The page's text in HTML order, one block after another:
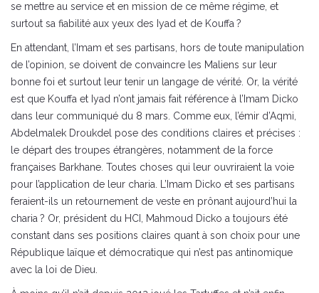
se mettre au service et en mission de ce même régime, et
surtout sa fiabilité aux yeux des Iyad et de Kouffa ?
En attendant, l’Imam et ses partisans, hors de toute manipulation
de l’opinion, se doivent de convaincre les Maliens sur leur
bonne foi et surtout leur tenir un langage de vérité. Or, la vérité
est que Kouffa et Iyad n’ont jamais fait référence à l’Imam Dicko
dans leur communiqué du 8 mars. Comme eux, l’émir d’Aqmi,
Abdelmalek Droukdel pose des conditions claires et précises :
le départ des troupes étrangères, notamment de la force
françaises Barkhane. Toutes choses qui leur ouvriraient la voie
pour l’application de leur charia. L’Imam Dicko et ses partisans
feraient-ils un retournement de veste en prônant aujourd’hui la
charia ? Or, président du HCI, Mahmoud Dicko a toujours été
constant dans ses positions claires quant à son choix pour une
République laïque et démocratique qui n’est pas antinomique
avec la loi de Dieu.